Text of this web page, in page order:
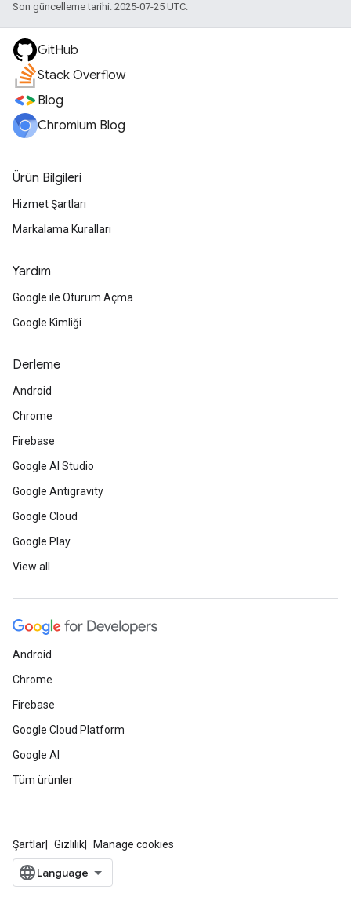
Son güncelleme tarihi: 2025-07-25 UTC.
GitHub
Stack Overflow
Blog
Chromium Blog
Ürün Bilgileri
Hizmet Şartları
Markalama Kuralları
Yardım
Google ile Oturum Açma
Google Kimliği
Derleme
Android
Chrome
Firebase
Google AI Studio
Google Antigravity
Google Cloud
Google Play
View all
Android
Chrome
Firebase
Google Cloud Platform
Google AI
Tüm ürünler
Şartlar Gizlilik Manage cookies